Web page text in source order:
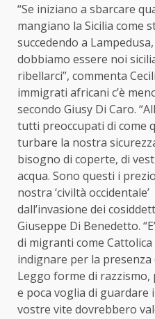
“Se iniziano a sbarcare
mangiano la Sicilia come
succedendo a Lampedusa,
dobbiamo essere noi
ribellarci”, commenta
immigrati africani c’è
secondo Giusy Di Caro.
tutti preoccupati di come
turbare la nostra
bisogno di coperte, di
acqua. Sono questi i
nostra ‘civiltà
dall’invasione dei
Giuseppe Di Benedetto.
di migranti come Cattolica
indignare per la
Leggo forme di
e poca voglia di guardare
vostre vite dovrebbero